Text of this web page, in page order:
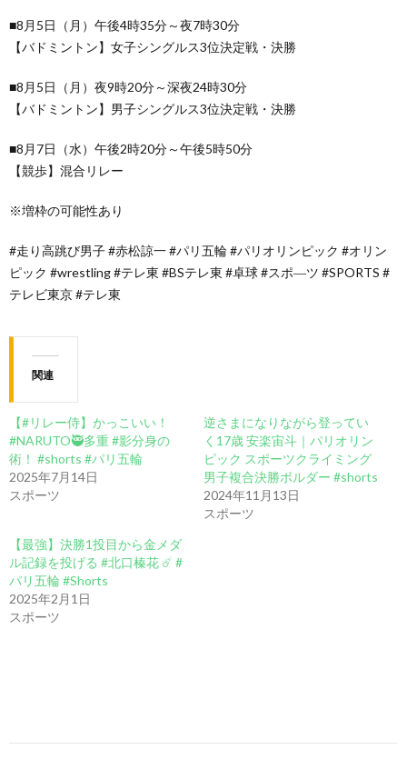
■8月5日（月）午後4時35分～夜7時30分
【バドミントン】女子シングルス3位決定戦・決勝
■8月5日（月）夜9時20分～深夜24時30分
【バドミントン】男子シングルス3位決定戦・決勝
■8月7日（水）午後2時20分～午後5時50分
【競歩】混合リレー
※増枠の可能性あり
#走り高跳び男子 #赤松諒一 #パリ五輪 #パリオリンピック #オリン
ピック #wrestling #テレ東 #BSテレ東 #卓球 #スポ―ツ #SPORTS #
テレビ東京 #テレ東
関連
【#リレー侍】かっこいい！
#NARUTO🥷多重 #影分身の
術！ #shorts #パリ五輪
2025年7月14日
スポーツ
逆さまになりながら登ってい
く17歳 安楽宙斗｜パリオリン
ピック スポーツクライミング
男子複合決勝ボルダー #shorts
2024年11月13日
スポーツ
【最強】決勝1投目から金メダ
ル記録を投げる #北口榛花 ☄️ #
パリ五輪 #Shorts
2025年2月1日
スポーツ